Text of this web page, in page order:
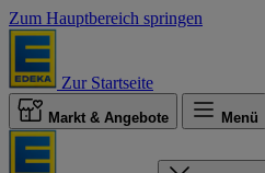
Zum Hauptbereich springen
Zur Startseite
Markt & Angebote Menü